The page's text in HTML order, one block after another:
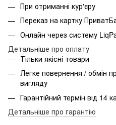
При отриманні кур'єру
Переказ на картку
Онлайн через систему
Детальніше про оплату
Тільки якісні товари
Легке повернення / обмін
вигляду
Гарантійний термін від 14
Детальніше про гарантію